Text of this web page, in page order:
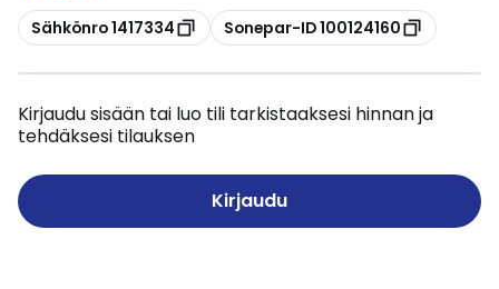
Kopioi
Sähkönro 1417334 Kopioi
Sonepar-ID 100124160
Kirjaudu sisään tai luo tili tarkistaaksesi hinnan ja
tehdäksesi tilauksen
Kirjaudu